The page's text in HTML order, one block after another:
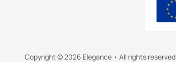
Copyright © 2026 Elegance • All rights reserved